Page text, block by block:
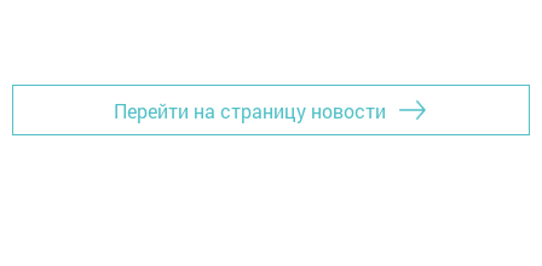
Перейти на страницу новости